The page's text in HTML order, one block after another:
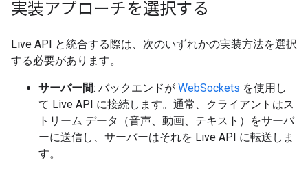
実装アプローチを選択する
Live API と統合する際は、次のいずれかの実装方法を選択
する必要があります。
サーバー間: バックエンドが WebSockets を使用し
て Live API に接続します。通常、クライアントはス
トリーム データ（音声、動画、テキスト）をサーバ
ーに送信し、サーバーはそれを Live API に転送しま
す。